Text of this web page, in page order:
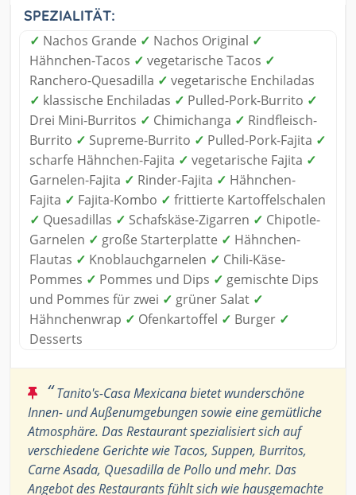
SPEZIALITÄT:
✓ Nachos Grande ✓ Nachos Original ✓
Hähnchen-Tacos ✓ vegetarische Tacos ✓
Ranchero-Quesadilla ✓ vegetarische Enchiladas
✓ klassische Enchiladas ✓ Pulled-Pork-Burrito ✓
Drei Mini-Burritos ✓ Chimichanga ✓ Rindfleisch-
Burrito ✓ Supreme-Burrito ✓ Pulled-Pork-Fajita ✓
scharfe Hähnchen-Fajita ✓ vegetarische Fajita ✓
Garnelen-Fajita ✓ Rinder-Fajita ✓ Hähnchen-
Fajita ✓ Fajita-Kombo ✓ frittierte Kartoffelschalen
✓ Quesadillas ✓ Schafskäse-Zigarren ✓ Chipotle-
Garnelen ✓ große Starterplatte ✓ Hähnchen-
Flautas ✓ Knoblauchgarnelen ✓ Chili-Käse-
Pommes ✓ Pommes und Dips ✓ gemischte Dips
und Pommes für zwei ✓ grüner Salat ✓
Hähnchenwrap ✓ Ofenkartoffel ✓ Burger ✓
Desserts
“Tanito's-Casa Mexicana bietet wunderschöne
Innen- und Außenumgebungen sowie eine gemütliche
Atmosphäre. Das Restaurant spezialisiert sich auf
verschiedene Gerichte wie Tacos, Suppen, Burritos,
Carne Asada, Quesadilla de Pollo und mehr. Das
Angebot des Restaurants fühlt sich wie hausgemachte